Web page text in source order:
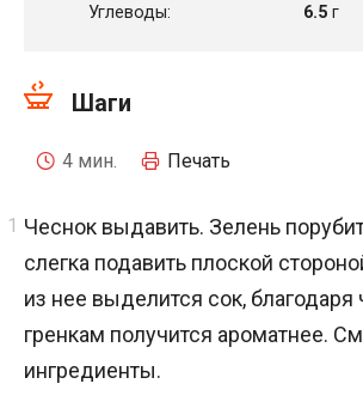
Углеводы:
6.5 г
Шаги
4 мин. Печать
Чеснок выдавить. Зелень
слегка подавить плоской
из нее выделится сок, благодаря
гренкам получится ароматнее.
ингредиенты.